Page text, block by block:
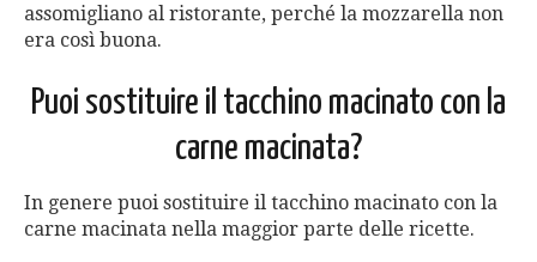
assomigliano al ristorante, perché la mozzarella non
era così buona.
Puoi sostituire il tacchino macinato con la
carne macinata?
In genere puoi sostituire il tacchino macinato con la
carne macinata nella maggior parte delle ricette.